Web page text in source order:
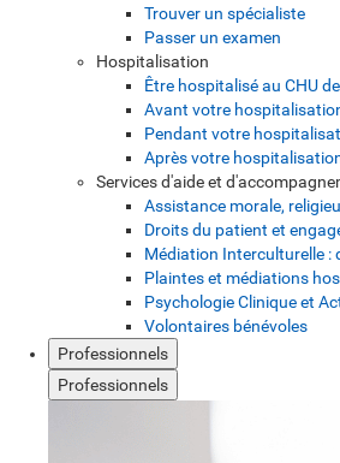
Trouver un spécialiste
Passer un examen
Hospitalisation
Être hospitalisé au CHU
Avant votre
Pendant votre
Après votre
Services d'aide et
Assistance morale,
Droits du patient et
Médiation Interculturelle :
Plaintes et médiations
Psychologie Clinique et
Volontaires bénévoles
Professionnels
Professionnels